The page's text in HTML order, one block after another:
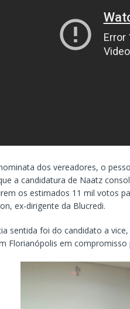
dos vereadores, o
a candidatura de Naatz
os estimados 11 mil votos
ex-dirigente da Blucredi.
sentida foi do candidato a
Florianópolis em compromisso